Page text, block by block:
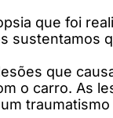
que foi
sustentamos
que
o carro. As